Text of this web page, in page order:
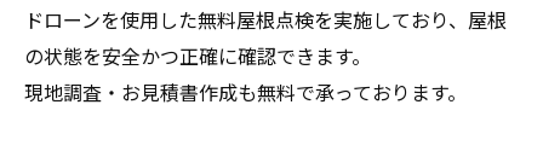
ドローンを使用した無料屋根点検を実施しており、屋根
の状態を安全かつ正確に確認できます。
現地調査・お見積書作成も無料で承っております。